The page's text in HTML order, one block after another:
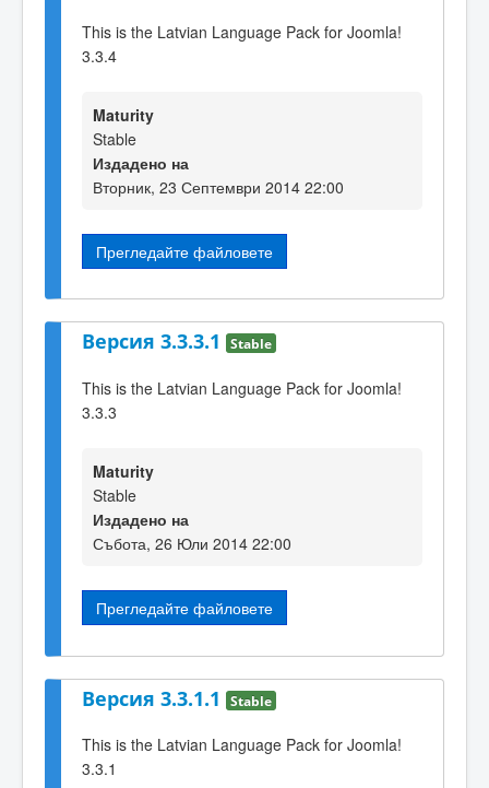
This is the Latvian Language Pack for Joomla!
3.3.4
Maturity
Stable
Издадено на
Вторник, 23 Септември 2014 22:00
Прегледайте файловете
Версия 3.3.3.1 Stable
This is the Latvian Language Pack for Joomla!
3.3.3
Maturity
Stable
Издадено на
Събота, 26 Юли 2014 22:00
Прегледайте файловете
Версия 3.3.1.1 Stable
This is the Latvian Language Pack for Joomla!
3.3.1